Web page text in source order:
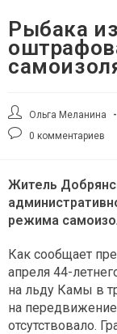
Рыбака
Автор
записи:
Ольга Меланина
Комментарии
0 комментариев
Житель
режима
Как сообщает
апреля 44-
на льду Камы в
на
отсутствовало.